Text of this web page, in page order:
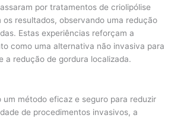
por tratamentos de criolipólise
resultados, observando uma redução
Estas experiências reforçam a
como uma alternativa não invasiva para
a redução de gordura localizada.
um método eficaz e seguro para reduzir
de procedimentos invasivos, a